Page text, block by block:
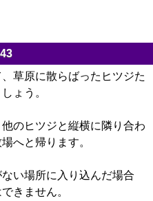
草原に散らばったヒツジた
ょう。
のヒツジと縦横に隣り合わ
へと帰ります。
い場所に入り込んだ場合
きません。